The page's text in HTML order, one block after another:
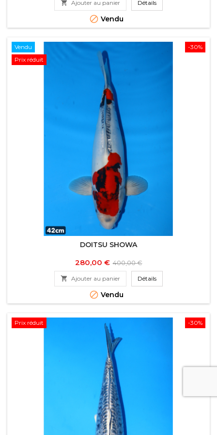
base
 Ajouter au panier Détails
 Vendu
-30%
Vendu
Prix réduit
DOITSU SHOWA
Prix
280,00 € Prix
de
base
400,00 €
 Ajouter au panier Détails
 Vendu
-30%
Prix réduit